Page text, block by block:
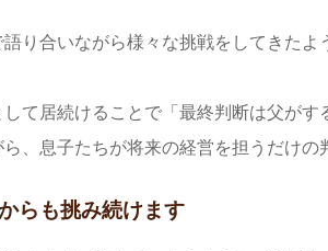
り合いながら様々な挑戦をしてきた
て居続けることで「最終判断は父が
、息子たちが将来の経営を担うだけの
らも挑み続けます